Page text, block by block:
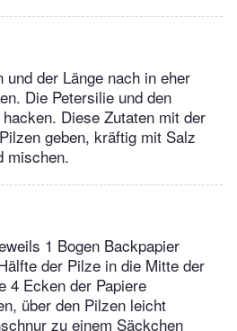
der Länge nach in eher
Die Petersilie und den
Diese Zutaten mit der
geben, kräftig mit Salz
mischen.
1 Bogen Backpapier
der Pilze in die Mitte der
4 Ecken der Papiere
über den Pilzen leicht
zu einem Säckchen